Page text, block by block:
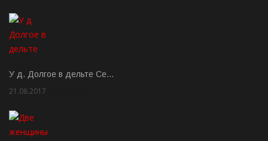
У д. Долгое в дельте Се…
21.08.2017